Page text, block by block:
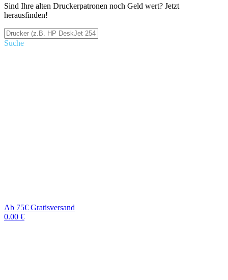
Sind Ihre alten Druckerpatronen noch Geld wert? Jetzt
herausfinden!
Suche
Ab 75€ Gratisversand
0.00 €